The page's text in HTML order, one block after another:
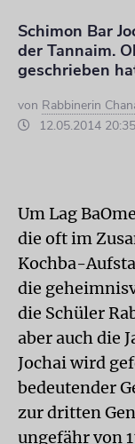
Schimon Bar
der Tannaim.
geschrieben
von Rabbinerin
12.05.2014
Um Lag
die oft im
Kochba-
die
die Schüler
aber auch die
Jochai wird
bedeutender
zur dritten
ungefähr von